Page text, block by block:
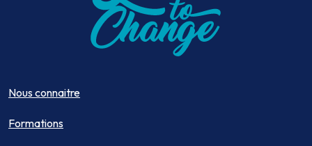
Nous connaitre
Formations